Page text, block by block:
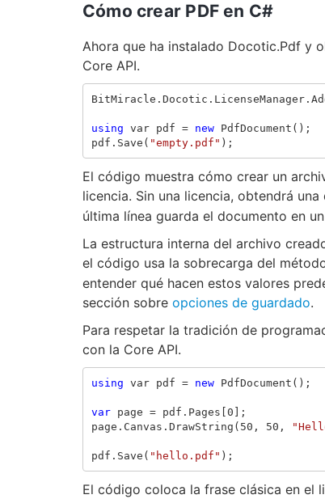
Cómo crear PDF en C#
Ahora que ha instalado Docotic.Pdf y
Core API.
BitMiracle . Docotic . LicenseManager.
using var pdf = new PdfDocument ();
pdf . Save ( "empty.pdf" );
El código muestra cómo crear un
licencia. Sin una licencia, obtendrá
última línea guarda el documento en
La estructura interna del archivo
el código usa la sobrecarga del
entender qué hacen estos valores
sección sobre opciones de guardado.
Para respetar la tradición de
con la Core API.
using var pdf = new PdfDocument ();
var page = pdf . Pages 0 ];
page . Canvas . DrawString ( 50 , 50 ,
pdf . Save ( "hello.pdf" );
El código coloca la frase clásica en el